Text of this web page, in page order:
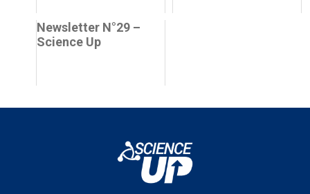
Seminario
Internacional “Lab
Newsletter N°29 –
Science Up